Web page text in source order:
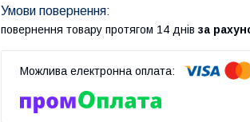
повернення товару протягом 14 днів за